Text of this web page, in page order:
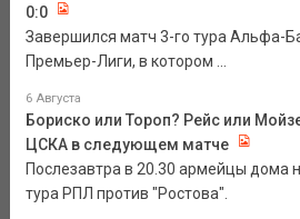
0:0
Завершился матч 3-го тура Альфа-
Премьер-Лиги, в котором ...
6 Августа
Бориско или Тороп? Рейс или
ЦСКА в следующем матче
Послезавтра в 20.30 армейцы дома
тура РПЛ против "Ростова".